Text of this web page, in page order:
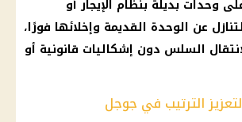
وحدات بديلة بنظام الإيجار أو
عن الوحدة القديمة وإخلائها فورًا،
السلس دون إشكاليات قانونية أو
الترتيب في جوجل